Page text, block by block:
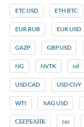
ETC USD ETH BTC
EUR RUB EUR USD
GAZP GBP USD
NG NVTK oil
USD CAD USD CNY
WTI XAG USD
СБЕРБАНК газ